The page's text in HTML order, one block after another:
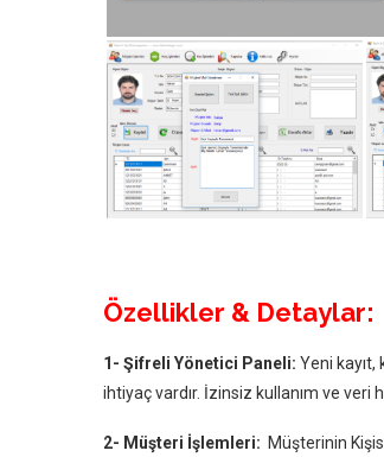
Özellikler & Detaylar:
1- Şifreli Yönetici Paneli: Yeni kayıt,
ihtiyaç vardır. İzinsiz kullanım ve veri
2- Müşteri İşlemleri: Müşterinin